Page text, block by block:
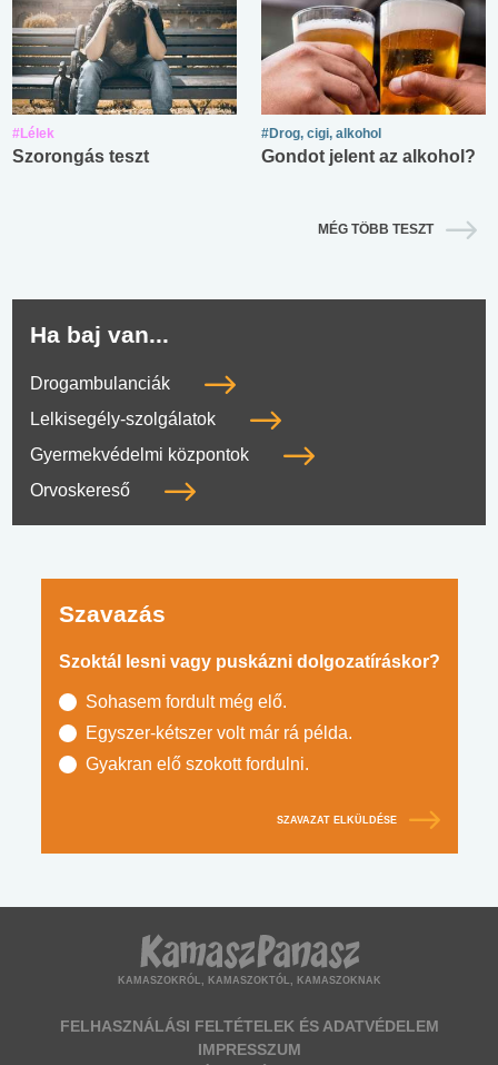
#Lélek
Szorongás teszt
#Drog, cigi, alkohol
Gondot jelent az alkohol?
MÉG TÖBB TESZT
Ha baj van...
Drogambulanciák
Lelkisegély-szolgálatok
Gyermekvédelmi központok
Orvoskereső
Szavazás
Szoktál lesni vagy puskázni dolgozatíráskor?
Sohasem fordult még elő.
Egyszer-kétszer volt már rá példa.
Gyakran elő szokott fordulni.
SZAVAZAT ELKÜLDÉSE
KAMASZOKRÓL, KAMASZOKTÓL, KAMASZOKNAK
FELHASZNÁLÁSI FELTÉTELEK ÉS ADATVÉDELEM
IMPRESSZUM